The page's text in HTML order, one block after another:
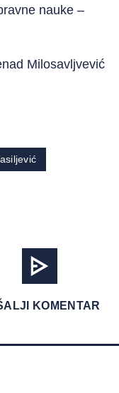
nauke –
Milosavljvević
KOMENTAR